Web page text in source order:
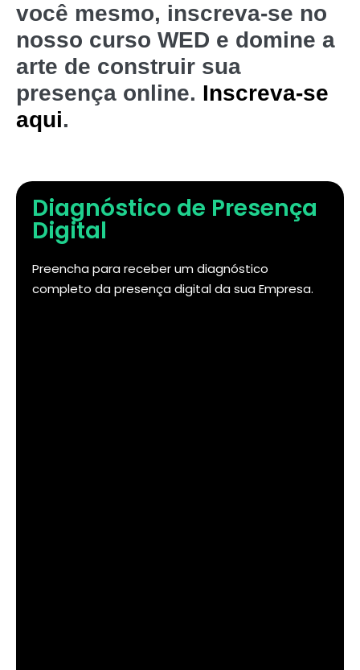
você mesmo, inscreva-se no
nosso curso WED e domine a
arte de construir sua
presença online. Inscreva-se
aqui.
Diagnóstico de Presença
Digital
Preencha para receber um diagnóstico
completo da presença digital da sua Empresa.